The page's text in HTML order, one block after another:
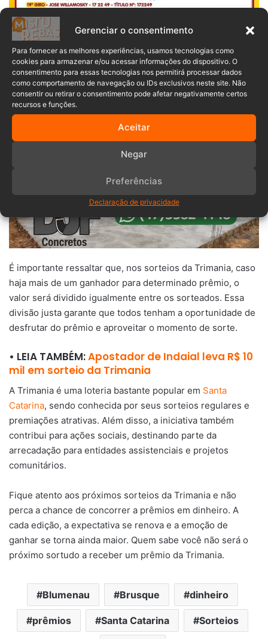
Gerenciar o consentimento
Para fornecer as melhores experiências, usamos tecnologias como
cookies para armazenar e/ou acessar informações do dispositivo. O
consentimento para essas tecnologias nos permitirá processar dados
como comportamento de navegação ou IDs exclusivos neste site. Não
consentir ou retirar o consentimento pode afetar negativamente certos
recursos e funções.
Aceitar
Negar
Preferências
Declaração de privacidade
É importante ressaltar que, nos sorteios da Trimania, caso
haja mais de um ganhador para determinado prêmio, o
valor será dividido igualmente entre os sorteados. Essa
divisão justa garante que todos tenham a oportunidade de
desfrutar do prêmio e aproveitar o momento de sorte.
• LEIA TAMBÉM:Apostador de Indaial leva R$ 10
mil em sorteio da Trimania
A Trimania é uma loteria bastante popular em Santa
Catarina, sendo conhecida por seus sorteios regulares e
premiações atrativas. Além disso, a iniciativa também
contribui para ações sociais, destinando parte da
arrecadação para entidades assistenciais e projetos
comunitários.
Fique atento aos próximos sorteios da Trimania e não
perca a chance de concorrer a prêmios em dinheiro. A
cada edição, a expectativa se renova e a emoção de
ganhar se torna ainda maior. Quem sabe você não será o
próximo sortudo a receber um prêmio da Trimania.
Blumenau Brusque dinheiro
prêmios Santa Catarina Sorteios